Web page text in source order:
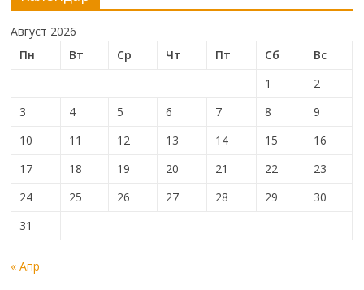
Август 2026
Пн
Вт Ср Чт Пт Сб
Вс
1
2
3
4 5 6 7 8
9
10
11 12 13 14 15
16
17
18 19 20 21 22
23
24
25 26 27 28 29
30
31
« Апр